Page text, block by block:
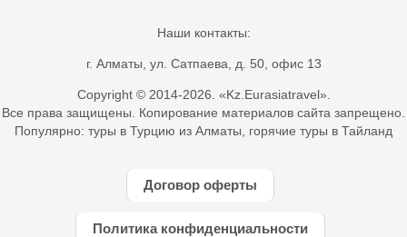
Наши контакты:
г. Алматы, ул. Сатпаева, д. 50, офис 13
Copyright © 2014-2026. «Kz.Eurasiatravel».
Все права защищены. Копирование материалов сайта запрещено.
Популярно: туры в Турцию из Алматы горячие туры в Тайланд
Договор оферты
Политика конфиденциальности